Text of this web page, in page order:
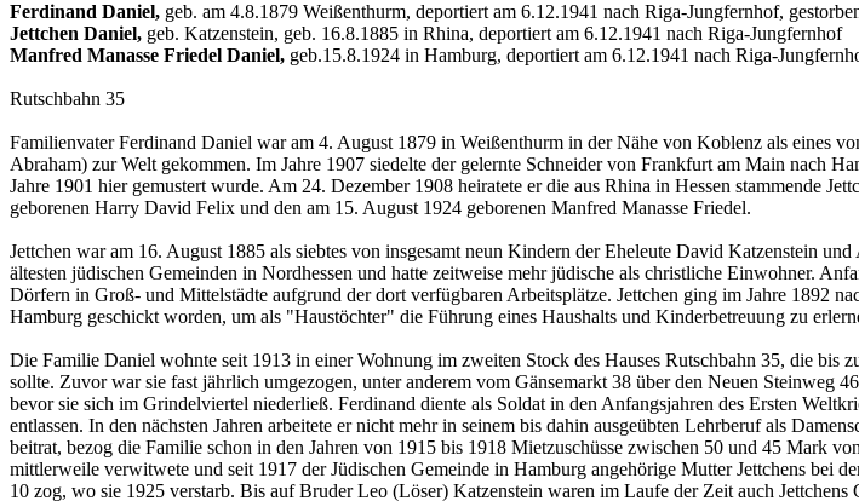
Ferdinand Daniel, geb. am 4.8.1879 Weißenthurm, deportiert am 6.12.1941 nach Riga-Jungfernhof,
Jettchen Daniel, geb. Katzenstein, geb. 16.8.1885 in Rhina, deportiert am 6.12.1941 nach Riga-Jungfernhof
Manfred Manasse Friedel Daniel, geb.15.8.1924 in Hamburg, deportiert am 6.12.1941 nach Riga-
Rutschbahn 35
Familienvater Ferdinand Daniel war am 4. August 1879 in Weißenthurm in der Nähe von Koblenz als eines
Abraham) zur Welt gekommen. Im Jahre 1907 siedelte der gelernte Schneider von Frankfurt am Main nach
Jahre 1901 hier gemustert wurde. Am 24. Dezember 1908 heiratete er die aus Rhina in Hessen stammende
geborenen Harry David Felix und den am 15. August 1924 geborenen Manfred Manasse Friedel.
Jettchen war am 16. August 1885 als siebtes von insgesamt neun Kindern der Eheleute David Katzenstein
ältesten jüdischen Gemeinden in Nordhessen und hatte zeitweise mehr jüdische als christliche Einwohner.
Dörfern in Groß- und Mittelstädte aufgrund der dort verfügbaren Arbeitsplätze. Jettchen ging im Jahre 1892
Hamburg geschickt worden, um als "Haustöchter" die Führung eines Haushalts und Kinderbetreuung zu
Die Familie Daniel wohnte seit 1913 in einer Wohnung im zweiten Stock des Hauses Rutschbahn 35, die bis
sollte. Zuvor war sie fast jährlich umgezogen, unter anderem vom Gänsemarkt 38 über den Neuen Steinweg
bevor sie sich im Grindelviertel niederließ. Ferdinand diente als Soldat in den Anfangsjahren des Ersten
entlassen. In den nächsten Jahren arbeitete er nicht mehr in seinem bis dahin ausgeübten Lehrberuf als
beitrat, bezog die Familie schon in den Jahren von 1915 bis 1918 Mietzuschüsse zwischen 50 und 45 Mark
mittlerweile verwitwete und seit 1917 der Jüdischen Gemeinde in Hamburg angehörige Mutter Jettchens bei
10 zog, wo sie 1925 verstarb. Bis auf Bruder Leo (Löser) Katzenstein waren im Laufe der Zeit auch